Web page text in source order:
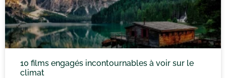
10 films engagés incontournables à voir sur le
climat